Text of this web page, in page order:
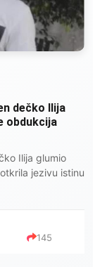
dečko Ilija
obdukcija
Ilija glumio
jezivu istinu
145